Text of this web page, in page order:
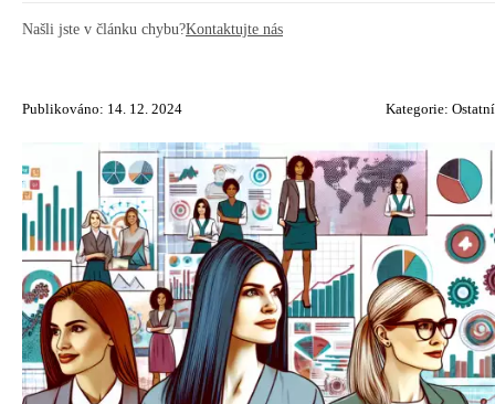
Našli jste v článku chybu?Kontaktujte nás
Publikováno: 14. 12. 2024 Kategorie: Ostatní